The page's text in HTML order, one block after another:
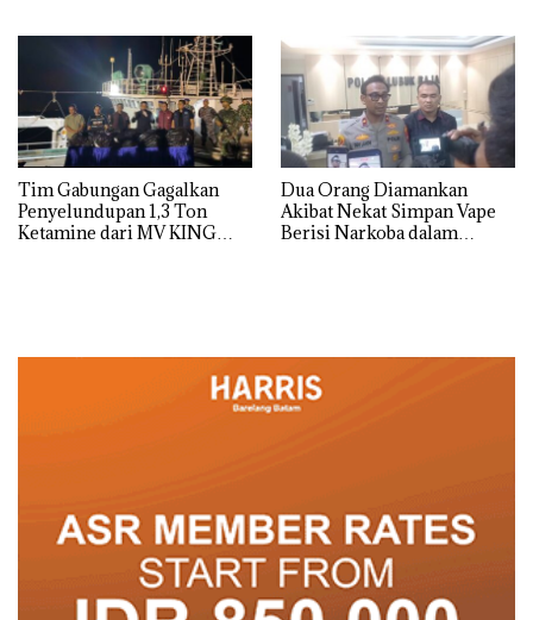
Tim Gabungan Gagalkan
Penyelundupan 1,3 Ton
Ketamine dari MV KING
Dua Orang Diamankan
Akibat Nekat Simpan Vape
Berisi Narkoba dalam